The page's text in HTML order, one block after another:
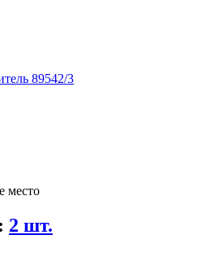
89542/3
место
2 шт.